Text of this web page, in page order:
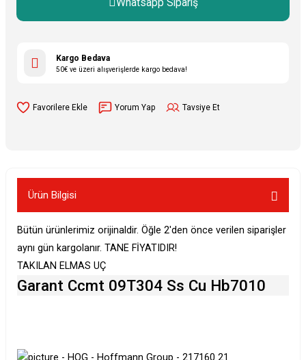
Kargo Bedava
50€ ve üzeri alışverişlerde kargo bedava!
Yorum Yap Tavsiye Et
Ürün Bilgisi
Bütün ürünlerimiz orijinaldir. Öğle 2'den önce verilen siparişler
aynı gün kargolanır. TANE FİYATIDIR!
TAKILAN ELMAS UÇ
Garant Ccmt 09T304 Ss Cu Hb7010